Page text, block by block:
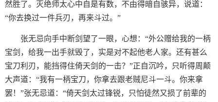
然胜了。灭绝师太心中自是有数，不由得暗自骇异，说道：
“你去换过一件兵刃，再来斗过。”
张无忌向手中断剑望了一眼，心想：“外公赠给我的一柄
宝剑，给我一出手就毁了，实是对不起他老人家。还有甚么
宝刀利刃，能挡得住倚天剑的一击？”正自沉吟，只听得周颠
大声道：“我有一柄宝刀，你拿去跟老贼尼斗一斗。你来拿
罢！”张无忌道：“倚天剑太过锋锐，只怕徒然又损了前辈的